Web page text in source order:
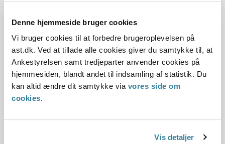
Denne hjemmeside bruger cookies
Vi bruger cookies til at forbedre brugeroplevelsen på
ast.dk. Ved at tillade alle cookies giver du samtykke til, at
Ankestyrelsen samt tredjeparter anvender cookies på
hjemmesiden, blandt andet til indsamling af statistik. Du
kan altid ændre dit samtykke via vores side om
cookies.
Vis detaljer
hvor kommunen har sanktioneret en jobparat eller en
aktivitetsparat kontanthjælpsmodtager efter § 36 og § 37 i
lov om aktiv socialpolitik (LAS). Undersøgelsen viser, at
Ankestyrelsen enten ville ændre eller hjemvise afgørelsen i
næsten en tredjedel af sagerne, hvis de var blevet
behandlet som klagesager. Størstedelen af sagerne, som
Ankestyrelsen ville ændre eller hjemvise, handler om